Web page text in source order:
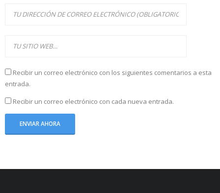
Recibir un correo electrónico con los siguientes comentarios a esta
entrada.
Recibir un correo electrónico con cada nueva entrada.